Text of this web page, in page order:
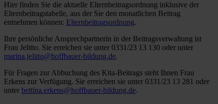
Hier finden Sie die aktuelle Elternbeitragsordnung inklusive der
Elternbeitragstabelle, aus der Sie den monatlichen Beitrag
entnehmen können: Elternbeitragsordnung.
Ihre persönliche Ansprechpartnerin in der Beitragsverwaltung ist
Frau Jelitto. Sie erreichen sie unter 0331/23 13 130 oder unter
marina.jelitto@hoffbauer-bildung.de.
Für Fragen zur Abbuchung des Kita-Beitrags steht Ihnen Frau
Erkens zur Verfügung. Sie erreichen sie unter 0331/23 13 281 oder
unter bettina.erkens@hoffbauer-bildung.de.